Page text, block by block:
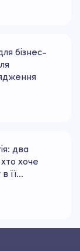
бізнес-
два
хоче
її